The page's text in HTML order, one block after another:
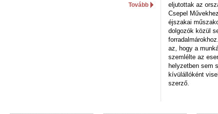
Tovább
eljutottak az
Csepel
éjszakai
dolgozók közül
az, hogy a
szemlélte az
helyzetben sem
kívülállóként
szerző.